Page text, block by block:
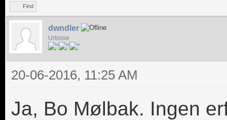
Find
dwndler
Urtosse
20-06-2016, 11:25 AM
Ja, Bo Mølbak. Ingen